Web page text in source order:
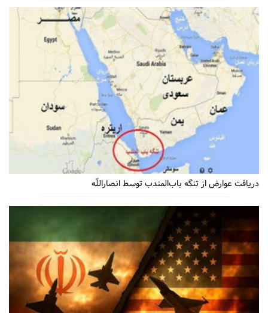
دریافت عوارض از تنگه باب‌المندب توسط انصاراللّه